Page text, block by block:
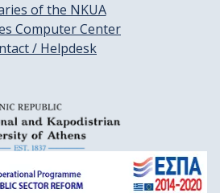
of the NKUA
Computer Center
/ Helpdesk